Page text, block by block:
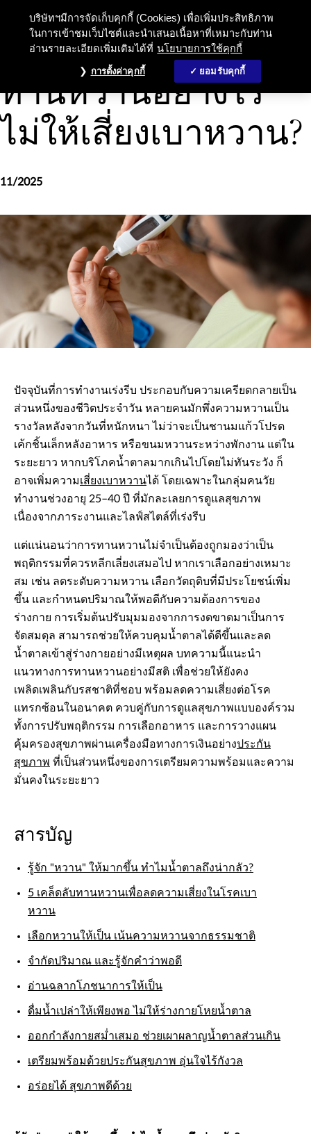
การดูแลสุขภาพและความเป็นอยู่ที่ดี
ทานหวานอย่างไร
ไม่ให้เสี่ยงเบาหวาน?
11/2025
ปัจจุบันที่การทำงานเร่งรีบ ประกอบกับความเครียดกลายเป็น
ส่วนหนึ่งของชีวิตประจำวัน หลายคนมักพึ่งความหวานเป็น
รางวัลหลังจากวันที่หนักหนา ไม่ว่าจะเป็นชานมแก้วโปรด
เค้กชิ้นเล็กหลังอาหาร หรือขนมหวานระหว่างพักงาน แต่ใน
ระยะยาว หากบริโภคน้ำตาลมากเกินไปโดยไม่ทันระวัง ก็
อาจเพิ่มความเสี่ยงเบาหวานได้ โดยเฉพาะในกลุ่มคนวัย
ทำงานช่วงอายุ 25–40 ปี ที่มักละเลยการดูแลสุขภาพ
เนื่องจากภาระงานและไลฟ์สไตล์ที่เร่งรีบ
แต่แน่นอนว่าการทานหวานไม่จำเป็นต้องถูกมองว่าเป็น
พฤติกรรมที่ควรหลีกเลี่ยงเสมอไป หากเราเลือกอย่างเหมาะ
สม เช่น ลดระดับความหวาน เลือกวัตถุดิบที่มีประโยชน์เพิ่ม
ขึ้น และกำหนดปริมาณให้พอดีกับความต้องการของ
ร่างกาย การเริ่มต้นปรับมุมมองจากการงดขาดมาเป็นการ
จัดสมดุล สามารถช่วยให้ควบคุมน้ำตาลได้ดีขึ้นและลด
น้ำตาลเข้าสู่ร่างกายอย่างมีเหตุผล บทความนี้แนะนำ
แนวทางการทานหวานอย่างมีสติ เพื่อช่วยให้ยังคง
เพลิดเพลินกับรสชาติที่ชอบ พร้อมลดความเสี่ยงต่อโรค
แทรกซ้อนในอนาคต ควบคู่กับการดูแลสุขภาพแบบองค์รวม
ทั้งการปรับพฤติกรรม การเลือกอาหาร และการวางแผน
คุ้มครองสุขภาพผ่านเครื่องมือทางการเงินอย่างประกัน
สุขภาพ ที่เป็นส่วนหนึ่งของการเตรียมความพร้อมและความ
มั่นคงในระยะยาว
สารบัญ
รู้จัก "หวาน" ให้มากขึ้น ทำไมน้ำตาลถึงน่ากลัว?
5 เคล็ดลับทานหวานเพื่อลดความเสี่ยงในโรคเบา
หวาน
เลือกหวานให้เป็น เน้นความหวานจากธรรมชาติ
จำกัดปริมาณ และรู้จักคำว่าพอดี
อ่านฉลากโภชนาการให้เป็น
ดื่มน้ำเปล่าให้เพียงพอ ไม่ให้ร่างกายโหยน้ำตาล
ออกกำลังกายสม่ำเสมอ ช่วยเผาผลาญน้ำตาลส่วนเกิน
เตรียมพร้อมด้วยประกันสุขภาพ อุ่นใจไร้กังวล
อร่อยได้ สุขภาพดีด้วย
บริษัทฯมีการจัดเก็บคุกกี้ (Cookies) เพื่อเพิ่มประสิทธิภาพ
ในการเข้าชมเว็บไซต์และนำเสนอเนื้อหาที่เหมาะกับท่าน
อ่านรายละเอียดเพิ่มเติมได้ที่ นโยบายการใช้คุกกี้
การตั้งค่าคุกกี้ ยอมรับคุกกี้